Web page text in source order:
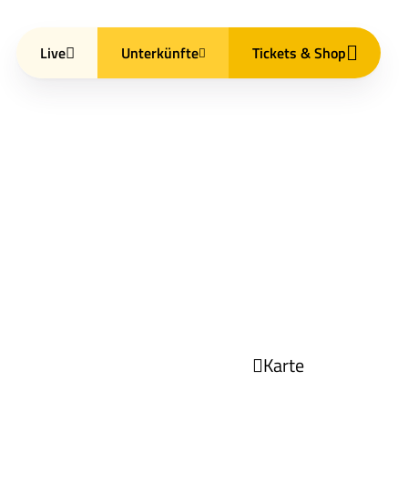
Karte
Live Unterkünfte Tickets & Shop